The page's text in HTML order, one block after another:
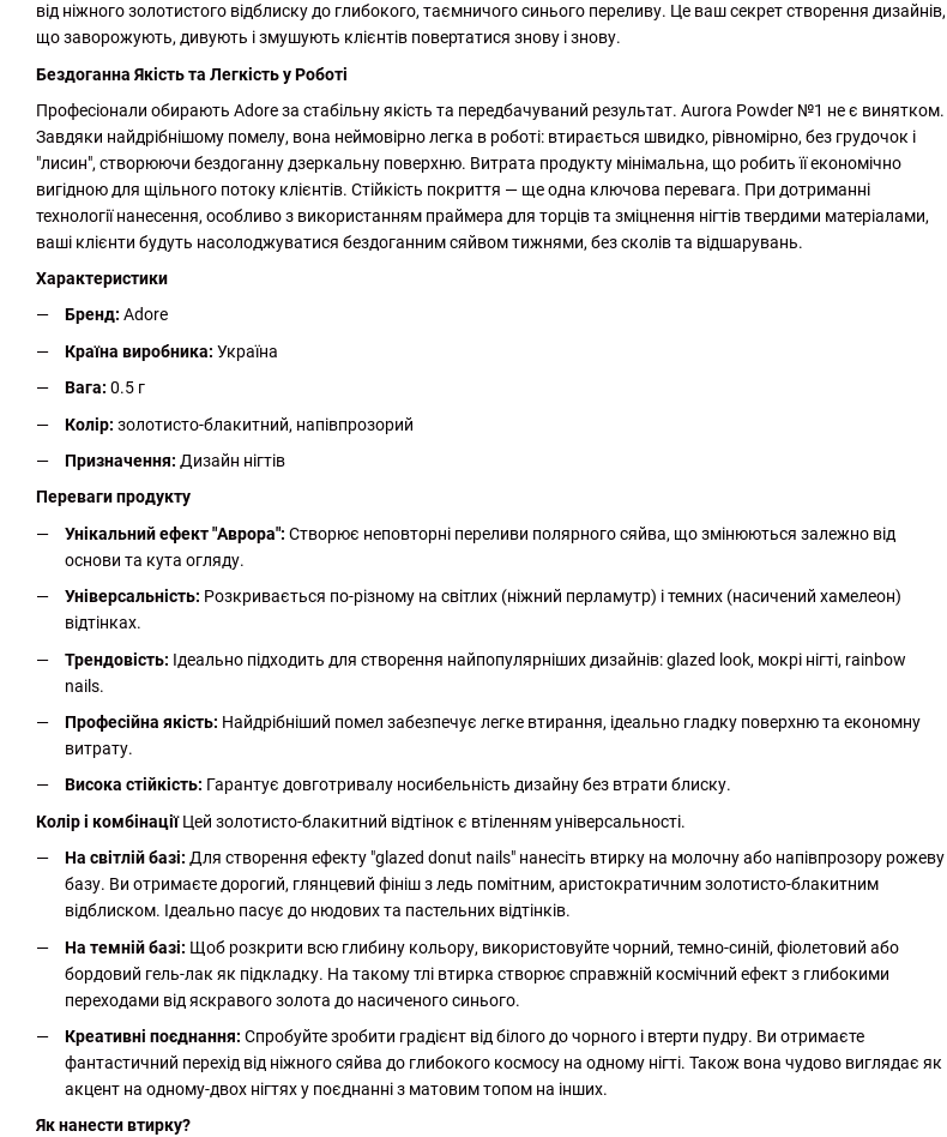
від ніжного золотистого відблиску до глибокого, таємничого синього переливу. Це ваш секрет створення дизайнів,
що заворожують, дивують і змушують клієнтів повертатися знову і знову.
Бездоганна Якість та Легкість у Роботі
Професіонали обирають Adore за стабільну якість та передбачуваний результат. Aurora Powder №1 не є винятком.
Завдяки найдрібнішому помелу, вона неймовірно легка в роботі: втирається швидко, рівномірно, без грудочок і
"лисин", створюючи бездоганну дзеркальну поверхню. Витрата продукту мінімальна, що робить її економічно
вигідною для щільного потоку клієнтів. Стійкість покриття — ще одна ключова перевага. При дотриманні
технології нанесення, особливо з використанням праймера для торців та зміцнення нігтів твердими матеріалами,
ваші клієнти будуть насолоджуватися бездоганним сяйвом тижнями, без сколів та відшарувань.
Характеристики
Бренд: Adore
Країна виробника: Україна
Вага: 0.5 г
Колір: золотисто-блакитний, напівпрозорий
Призначення: Дизайн нігтів
Переваги продукту
Унікальний ефект "Аврора": Створює неповторні переливи полярного сяйва, що змінюються залежно від
основи та кута огляду.
Універсальність: Розкривається по-різному на світлих (ніжний перламутр) і темних (насичений хамелеон)
відтінках.
Трендовість: Ідеально підходить для створення найпопулярніших дизайнів: glazed look, мокрі нігті, rainbow
nails.
Професійна якість: Найдрібніший помел забезпечує легке втирання, ідеально гладку поверхню та економну
витрату.
Висока стійкість: Гарантує довготривалу носибельність дизайну без втрати блиску.
Колір і комбінаціїЦей золотисто-блакитний відтінок є втіленням універсальності.
На світлій базі: Для створення ефекту "glazed donut nails" нанесіть втирку на молочну або напівпрозору рожеву
базу. Ви отримаєте дорогий, глянцевий фініш з ледь помітним, аристократичним золотисто-блакитним
відблиском. Ідеально пасує до нюдових та пастельних відтінків.
На темній базі: Щоб розкрити всю глибину кольору, використовуйте чорний, темно-синій, фіолетовий або
бордовий гель-лак як підкладку. На такому тлі втирка створює справжній космічний ефект з глибокими
переходами від яскравого золота до насиченого синього.
Креативні поєднання: Спробуйте зробити градієнт від білого до чорного і втерти пудру. Ви отримаєте
фантастичний перехід від ніжного сяйва до глибокого космосу на одному нігті. Також вона чудово виглядає як
акцент на одному-двох нігтях у поєднанні з матовим топом на інших.
Як нанести втирку?